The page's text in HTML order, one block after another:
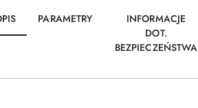
PARAMETRY
INFORMACJE
DOT.
BEZPIECZEŃSTWA